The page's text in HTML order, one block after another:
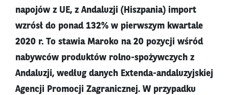
napojów z UE, z Andaluzji (Hiszpania) import
wzrósł do ponad 132% w pierwszym kwartale
2020 r. To stawia Maroko na 20 pozycji wśród
nabywców produktów rolno-spożywczych z
Andaluzji, według danych Extenda-andaluzyjskiej
Agencji Promocji Zagranicznej. W przypadku